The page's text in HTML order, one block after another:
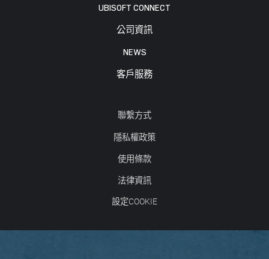
UBISOFT CONNECT
公司資訊
NEWS
客戶服務
聯繫方式
隱私權政策
使用條款
法律資訊
設定COOKIE